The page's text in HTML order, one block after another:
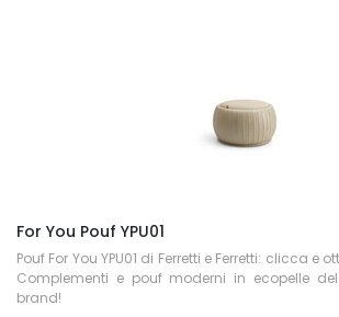
For You Pouf YPU01
Pouf For You YPU01 di Ferretti e Ferretti: clicca e
Complementi e pouf moderni in ecopelle
brand!